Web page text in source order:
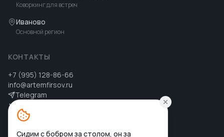
Коворкинг для встреч
Иваново
Основной регион
КОНТАКТЫ
+7 (995) 128-86-66
info@artemfirsov.ru
Telegram
MAX MAX
Сидим с бобром за столом, он за